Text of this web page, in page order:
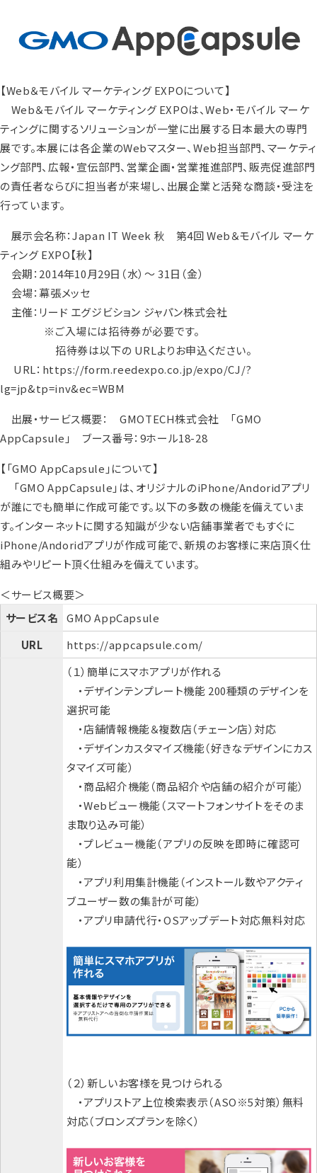
【Web＆モバイル マーケティング EXPOについて】
Web＆モバイル マーケティング EXPOは、Web・モバイル マーケ
ティングに関するソリューションが一堂に出展する日本最大の専門
展です。本展には各企業のWebマスター、Web担当部門、マーケティ
ング部門、広報・宣伝部門、営業企画・営業推進部門、販売促進部門
の責任者ならびに担当者が来場し、出展企業と活発な商談・受注を
行っています。
展示会名称：Japan IT Week 秋 第4回 Web＆モバイル マーケ
ティング EXPO【秋】
会期：2014年10月29日（水）～ 31日（金）
会場：幕張メッセ
主催：リード エグジビション ジャパン株式会社
※ご入場には招待券が必要です。
招待券は以下の URLよりお申込ください。
URL：https://form.reedexpo.co.jp/expo/CJ/?
lg=jp&tp=inv&ec=WBM
出展・サービス概要： GMOTECH株式会社 「GMO
AppCapsule」 ブース番号：9ホール18-28
【「GMO AppCapsule」について】
「GMO AppCapsule」は、オリジナルのiPhone/Andoridアプリ
が誰にでも簡単に作成可能です。以下の多数の機能を備えていま
す。インターネットに関する知識が少ない店舗事業者でもすぐに
iPhone/Andoridアプリが作成可能で、新規のお客様に来店頂く仕
組みやリピート頂く仕組みを備えています。
＜サービス概要＞
サービス名
GMO AppCapsule
URL
https://appcapsule.com/
（１）簡単にスマホアプリが作れる
・デザインテンプレート機能 200種類のデザインを
選択可能
・店舗情報機能＆複数店（チェーン店）対応
・デザインカスタマイズ機能（好きなデザインにカス
タマイズ可能）
・商品紹介機能（商品紹介や店舗の紹介が可能）
・Webビュー機能（スマートフォンサイトをそのま
ま取り込み可能）
・プレビュー機能（アプリの反映を即時に確認可
能）
・アプリ利用集計機能（インストール数やアクティ
ブユーザー数の集計が可能）
・アプリ申請代行・OSアップデート対応無料対応
（２）新しいお客様を見つけられる
・アプリストア上位検索表示（ASO※5対策）無料
対応（ブロンズプランを除く）